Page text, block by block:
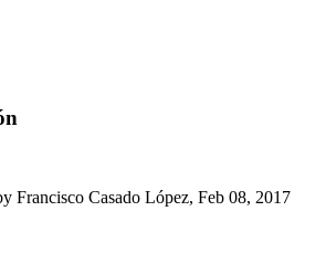
Francisco Casado López, Feb 08, 2017